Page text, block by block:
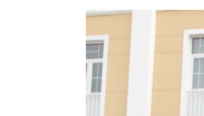
Ver
imagen
más
grande